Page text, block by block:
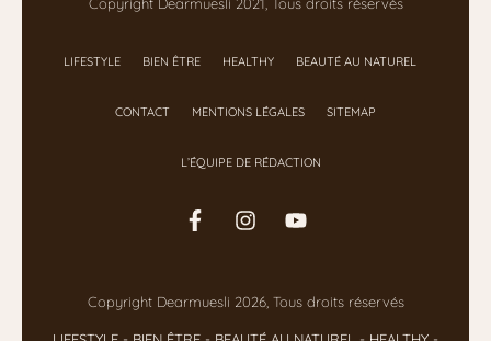
LIFESTYLE BIEN ÊTRE HEALTHY BEAUTÉ AU NATUREL
CONTACT MENTIONS LÉGALES SITEMAP
L’ÉQUIPE DE RÉDACTION
Copyright Dearmuesli 2026, Tous droits réservés